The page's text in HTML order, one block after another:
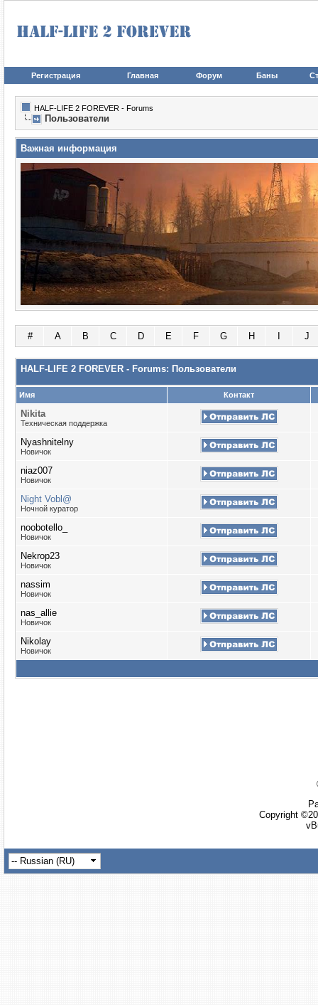
Регистрация Главная Форум Баны
HALF-LIFE 2 FOREVER - Forums
Пользователи
Важная информация
# A B C D E F G H J
HALF-LIFE 2 FOREVER - Forums: Пользователи
Имя Контакт
Nikita
Техническая поддержка
Nyashnitelny
Новичок
niaz007
Новичок
Night Vobl@
Ночной куратор
noobotello_
Новичок
Nekrop23
Новичок
nassim
Новичок
nas_allie
Новичок
Nikolay
Новичок
Copyright